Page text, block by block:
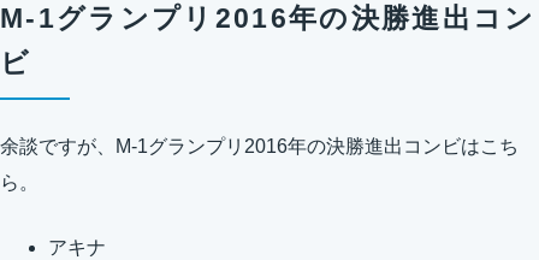
M-1グランプリ2016年の決勝進出コン
ビ
余談ですが、M-1グランプリ2016年の決勝進出コンビはこち
ら。
アキナ